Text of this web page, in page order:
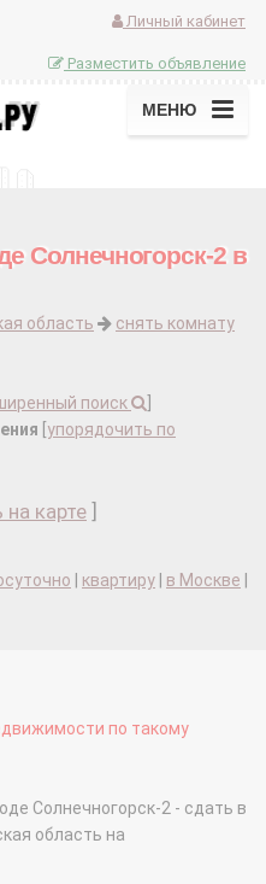
Личный кабинет
Разместить объявление
МЕНЮ
Солнечногорск-2 в
область
снять комнату
поиск
упорядочить по
на карте
квартиру в Москве
по такому
Солнечногорск-2 - сдать в
область на